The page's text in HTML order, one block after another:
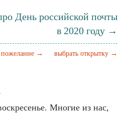
День российской почты
в 2020 году →
выбрать открытку →
пожелание →
Многие из нас,